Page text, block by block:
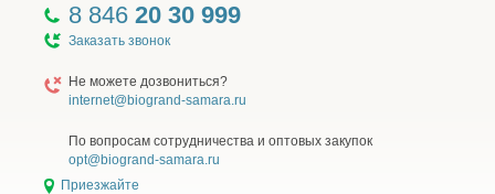
жир лососевый 0.3%,
морковь сушеная,
пробиотический комплекс ProStor+ (Bacillus subtillis,
Bacillus licheniformis, автолизат пивных дрожжей,
сельдерей сушеный,
Юкка Шидигера.
8 846 20 30 999
Заказать звонок
Не можете дозвониться?
internet@biogrand-samara.ru
По вопросам сотрудничества и оптовых закупок
opt@biogrand-samara.ru
Приезжайте